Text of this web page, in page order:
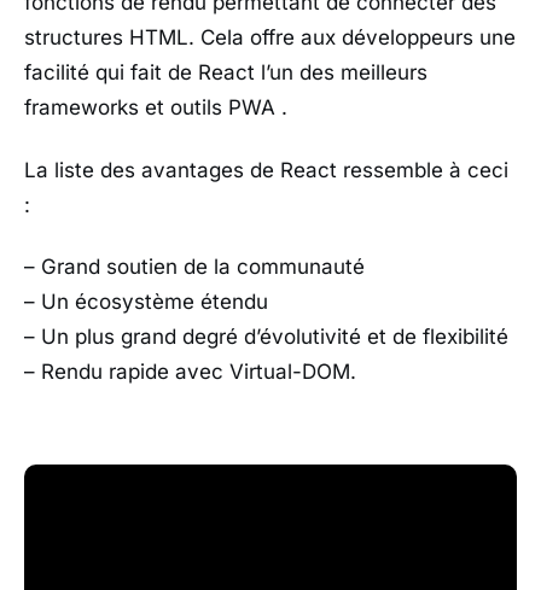
structures HTML. Cela offre aux développeurs une
facilité qui fait de React l’un des meilleurs
frameworks et outils PWA .
La liste des avantages de React ressemble à ceci
:
– Grand soutien de la communauté
– Un écosystème étendu
– Un plus grand degré d’évolutivité et de flexibilité
– Rendu rapide avec Virtual-DOM.